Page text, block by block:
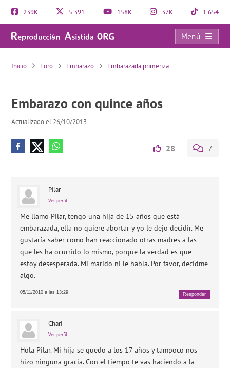
239K 5.391 158K 37K 1.654
Menú
Embarazo con quince años
Inicio Foro Embarazo Embarazada primeriza
Embarazo con quince años
Actualizado el 26/10/2013
28 7
Pilar
Ver perfil
Me llamo Pilar, tengo una hija de 15 años que está
embarazada, ella no quiere abortar y yo le dejo decidir. Me
gustaría saber como han reaccionado otras madres a las
que les ha ocurrido lo mismo, porque la verdad es que
estoy desesperada. Mi marido ni le habla. Por favor, decidme
algo.
05/11/2010 a las 13:29 Responder
Chari
Ver perfil
Hola Pilar. Mi hija se quedo a los 17 años y tampoco nos
hizo ninguna gracia. Con el tiempo te vas haciendo a la